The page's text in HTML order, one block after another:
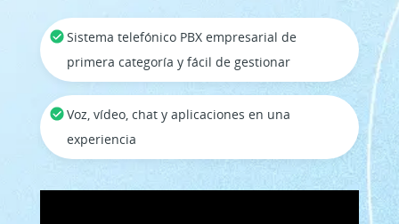
Sistema telefónico PBX empresarial de
primera categoría y fácil de gestionar
Voz, vídeo, chat y aplicaciones en una
experiencia